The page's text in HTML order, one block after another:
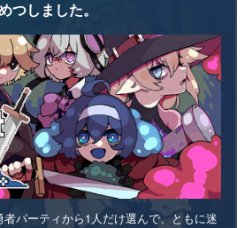
つしました。
者パーティから1人だけ選んで、ともに迷